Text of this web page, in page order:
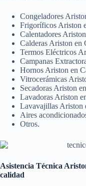
Congeladores
Frigoríficos Ariston
Calentadores
Calderas Ariston en
Termos Eléctricos
Campanas
Hornos Ariston en
Vitrocerámicas
Secadoras Ariston
Lavadoras Ariston
Lavavajillas Ariston
Aires
Otros.
Asistencia Técnica
calidad